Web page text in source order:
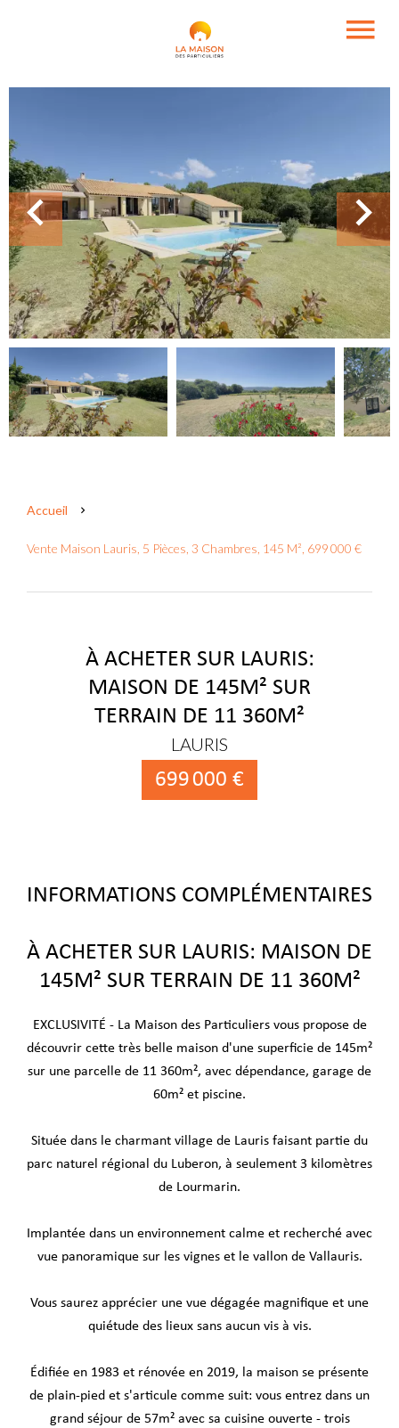
Accueil
Vente Maison Lauris, 5 Pièces, 3 Chambres, 145 M², 699 000 €
À ACHETER SUR LAURIS:
MAISON DE 145M² SUR
TERRAIN DE 11 360M²
LAURIS
699 000 €
INFORMATIONS COMPLÉMENTAIRES
À ACHETER SUR LAURIS: MAISON DE
145M² SUR TERRAIN DE 11 360M²
EXCLUSIVITÉ - La Maison des Particuliers vous propose de
découvrir cette très belle maison d'une superficie de 145m²
sur une parcelle de 11 360m², avec dépendance, garage de
60m² et piscine.
Située dans le charmant village de Lauris faisant partie du
parc naturel régional du Luberon, à seulement 3 kilomètres
de Lourmarin.
Implantée dans un environnement calme et recherché avec
vue panoramique sur les vignes et le vallon de Vallauris.
Vous saurez apprécier une vue dégagée magnifique et une
quiétude des lieux sans aucun vis à vis.
Édifiée en 1983 et rénovée en 2019, la maison se présente
de plain-pied et s'articule comme suit: vous entrez dans un
grand séjour de 57m² avec sa cuisine ouverte - trois